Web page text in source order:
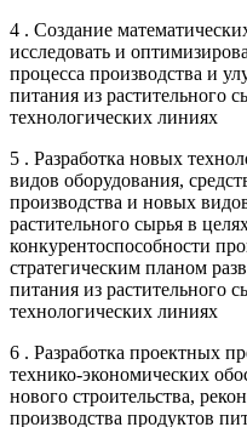
4 . Создание
исследовать и
процесса производства и
питания из растительного
технологических линиях
5 . Разработка новых
видов оборудования,
производства и новых
растительного сырья в
конкурентоспособности
стратегическим планом
питания из растительного
технологических линиях
6 . Разработка проектных
технико-экономических
нового строительства,
производства продуктов